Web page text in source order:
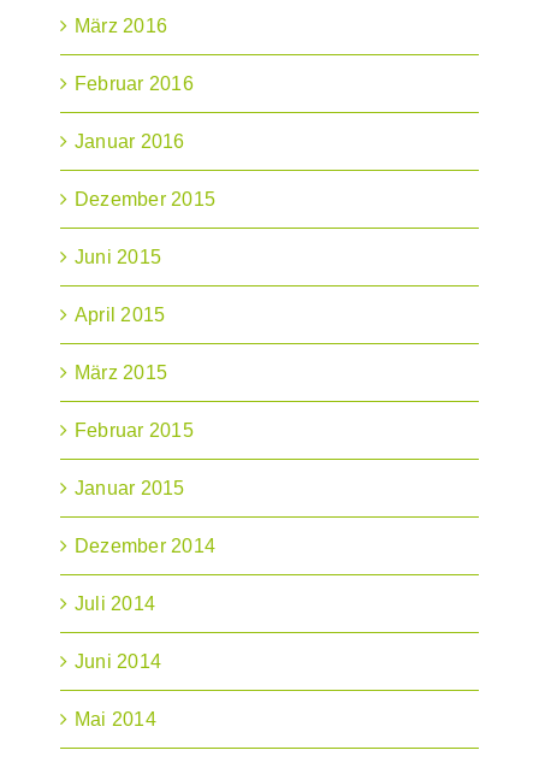
März 2016
Februar 2016
Januar 2016
Dezember 2015
Juni 2015
April 2015
März 2015
Februar 2015
Januar 2015
Dezember 2014
Juli 2014
Juni 2014
Mai 2014